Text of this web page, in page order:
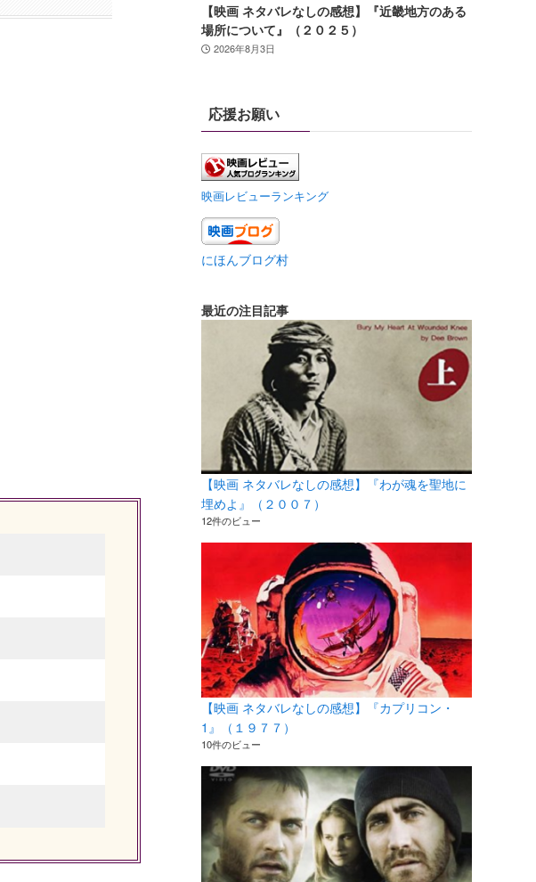
【映画 ネタバレなしの感想】『近畿地方のある
場所について』（２０２５）
2026年8月3日
応援お願い
映画レビューランキング
にほんブログ村
最近の注目記事
【映画 ネタバレなしの感想】『わが魂を聖地に
埋めよ』（２００７）
12件のビュー
【映画 ネタバレなしの感想】『カプリコン・
1』（１９７７）
10件のビュー